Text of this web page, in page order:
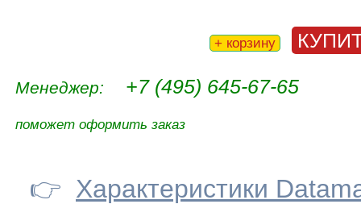
+ корзину
Менеджер: +7 (495) 645-67-65
поможет оформить заказ
👉 Характеристики